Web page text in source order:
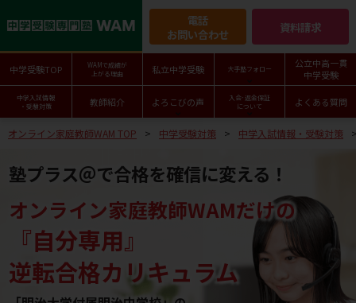
電話
お問い合わせ
資料請求
中学受験TOP
WAMで成績が
上がる理由
私立中学受験 大手塾フォロー
公立中高一貫
中学受験
中学入試情報
・受験対策
教師紹介 よろこびの声
入会･返金保証
について
よくある質問
オンライン家庭教師WAM TOP 中学受験対策 中学入試情報・受験対策
塾プラス＠で合格を確信に変える！
オンライン家庭教師WAMだけの
『自分専用』
逆転合格カリキュラム